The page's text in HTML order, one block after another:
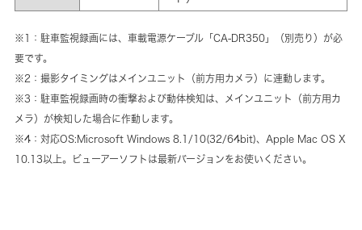
※1：駐車監視録画には、車載電源ケーブル「CA-DR350」（別売り）が必
要です。
※2：撮影タイミングはメインユニット（前方用カメラ）に連動します。
※3：駐車監視録画時の衝撃および動体検知は、メインユニット（前方用カ
メラ）が検知した場合に作動します。
※4：対応OS:Microsoft Windows 8.1/10(32/64bit)、Apple Mac OS X
10.13以上。ビューアーソフトは最新バージョンをお使いください。